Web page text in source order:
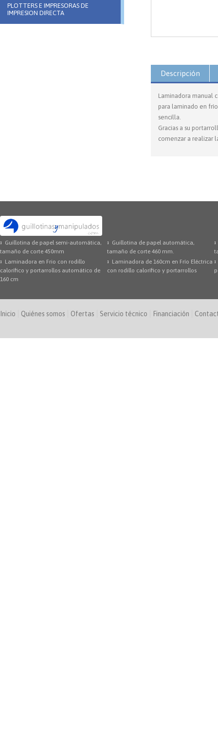
PLOTTERS E IMPRESORAS DE
IMPRESION DIRECTA
Descripción
Laminadora manual
para laminado en
sencilla.
Gracias a su
comenzar a realizar
Guillotina de papel semi-automática,
tamaño de corte 450mm
Guillotina de papel automática,
tamaño de corte 460 mm.
Laminadora en Frio con rodillo
calorífico y portarrollos automático de
160 cm
Laminadora de 160cm en Frío Eléctrica
con rodillo calorífico y portarrollos
Inicio Quiénes somos Ofertas Servicio técnico Financiación